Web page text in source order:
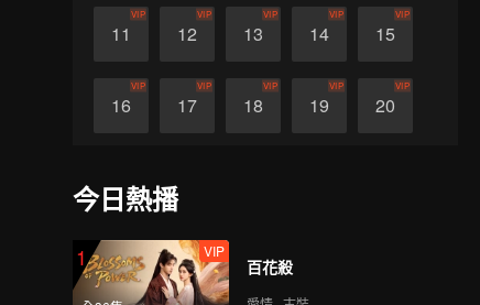
11
VIP
12
VIP
13
VIP
14
VIP
15
VIP
16
VIP
17
VIP
18
VIP
19
VIP
20
VIP
26 27
今日熱播
1 VIP
百花殺